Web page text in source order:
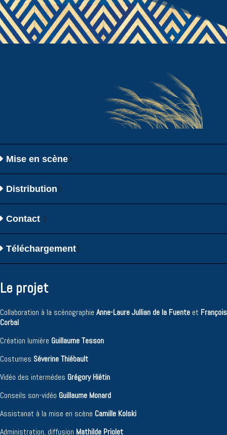
Mise en scène
Distribution
Contact
Téléchargement
Le projet
Collaboration à la scénographie Anne-Laure Jullian de la Fuente et François
Corbal
Création lumière Guillaume Tesson
Costumes Séverine Thiébault
Vidéo des intermèdes Grégory Hiétin
Conseils son-vidéo Guillaume Monard
Assistanat à la mise en scène Camille Kolski
Administration, diffusion Mathilde Priolet